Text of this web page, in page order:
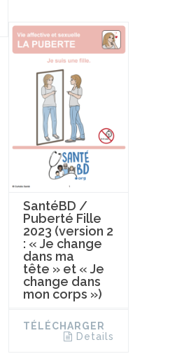
SantéBD /
Puberté Fille
2023 (version 2
: « Je change
dans ma
tête » et « Je
change dans
mon corps »)
TÉLÉCHARGER
Details